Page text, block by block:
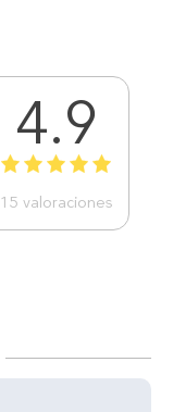
4.9
1 2 3 4 5
15 valoraciones